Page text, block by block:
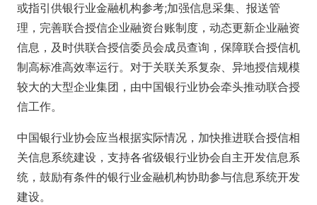
或指引供银行业金融机构参考;加强信息采集、报送管
理，完善联合授信企业融资台账制度，动态更新企业融资
信息，及时供联合授信委员会成员查询，保障联合授信机
制高标准高效率运行。对于关联关系复杂、异地授信规模
较大的大型企业集团，由中国银行业协会牵头推动联合授
信工作。
中国银行业协会应当根据实际情况，加快推进联合授信相
关信息系统建设，支持各省级银行业协会自主开发信息系
统，鼓励有条件的银行业金融机构协助参与信息系统开发
建设。